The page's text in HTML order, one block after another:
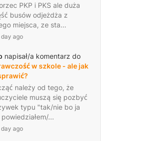
PKP i PKS ale duża
busów odjeżdża z
miejsca, ze sta...
day ago
napisał/a komentarz do
w szkole - ale jak
należy od tego, że
muszą się pozbyć
typu "tak/nie bo ja
...
day ago